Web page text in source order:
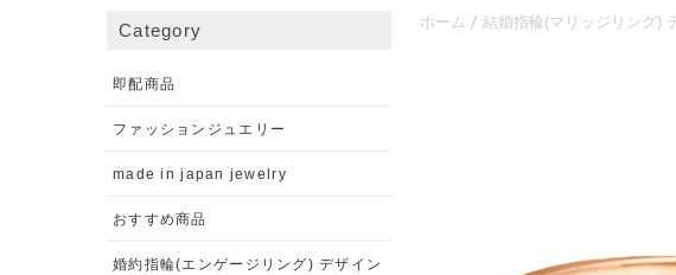
ホーム 結婚指輪(マリッジリング)
Category
即配商品
ファッションジュエリー
made in japan jewelry
おすすめ商品
婚約指輪(エンゲージリング) デザイン